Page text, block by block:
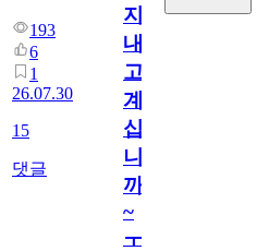
193
6
1
26.07.30
15
댓글
지
내
고
계
십
니
까
~
ㅜ